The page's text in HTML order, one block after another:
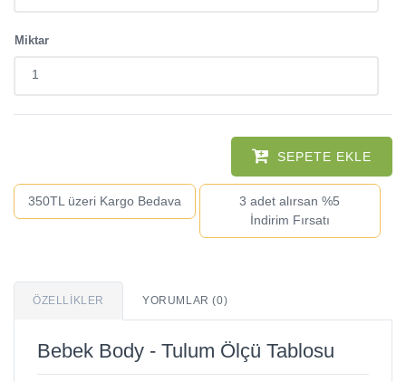
Miktar
SEPETE EKLE
350TL üzeri Kargo Bedava
3 adet alırsan %5
İndirim Fırsatı
ÖZELLIKLER YORUMLAR (0)
Bebek Body - Tulum Ölçü Tablosu